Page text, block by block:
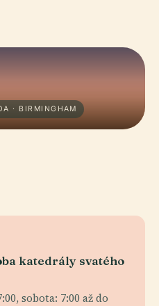
· BIRMINGHAM
katedrály svatého
sobota: 7:00 až do